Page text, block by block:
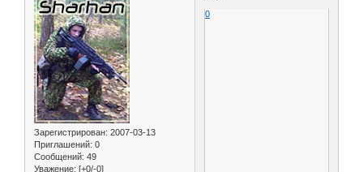
Зарегистрирован: 2007-03-13
Приглашений: 0
Сообщений: 49
Уважение: [+0/-0]
0